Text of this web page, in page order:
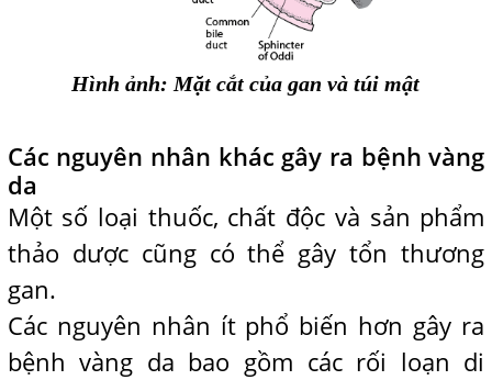
Hình ảnh: Mặt cắt của gan và túi mật
Các nguyên nhân khác gây ra bệnh vàng
da
Một số loại thuốc, chất độc và sản phẩm
thảo dược cũng có thể gây tổn thương
gan.
Các nguyên nhân ít phổ biến hơn gây ra
bệnh vàng da bao gồm các rối loạn di